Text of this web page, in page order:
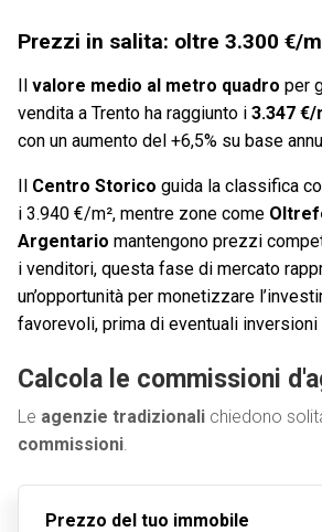
Prezzi in salita: oltre 3.300 €/
Il valore medio al metro quadro per
vendita a Trento ha raggiunto i 3.347 €/
con un aumento del +6,5% su base
Il Centro Storico guida la classifica
i 3.940 €/m², mentre zone come
Argentario mantengono prezzi
i venditori, questa fase di mercato
un’opportunità per monetizzare
favorevoli, prima di eventuali inversioni
Calcola le commissioni
Le agenzie tradizionali chiedono
commissioni
Prezzo del tuo immobile